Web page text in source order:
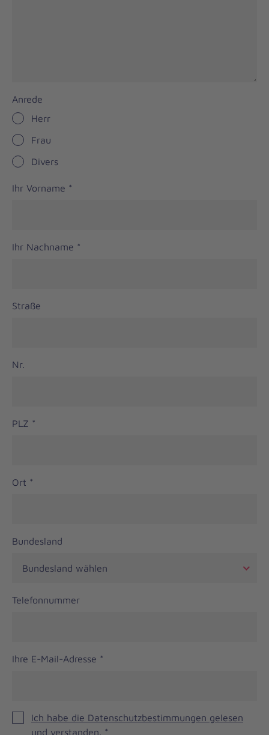
Anrede
Herr
Frau
Divers
Ihr Vorname *
Ihr Nachname *
Straße
Nr.
PLZ *
Ort *
Bundesland
Telefonnummer
Ihre E-Mail-Adresse *
Ich habe die Datenschutzbestimmungen gelesen
und verstanden. *